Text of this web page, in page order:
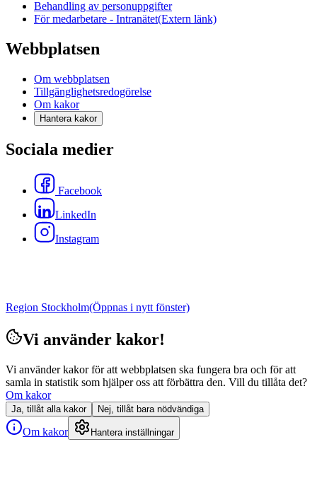
Behandling av personuppgifter
För medarbetare - Intranätet(Extern länk)
Webbplatsen
Om webbplatsen
Tillgänglighetsredogörelse
Om kakor
Hantera kakor
Sociala medier
Facebook
LinkedIn
Instagram
Region Stockholm(Öppnas i nytt fönster)
Vi använder kakor!
Vi använder kakor för att webbplatsen ska fungera bra och för att
samla in statistik som hjälper oss att förbättra den. Vill du tillåta det?
Om kakor
Ja, tillåt alla kakor Nej, tillåt bara nödvändiga
Om kakor Hantera inställningar